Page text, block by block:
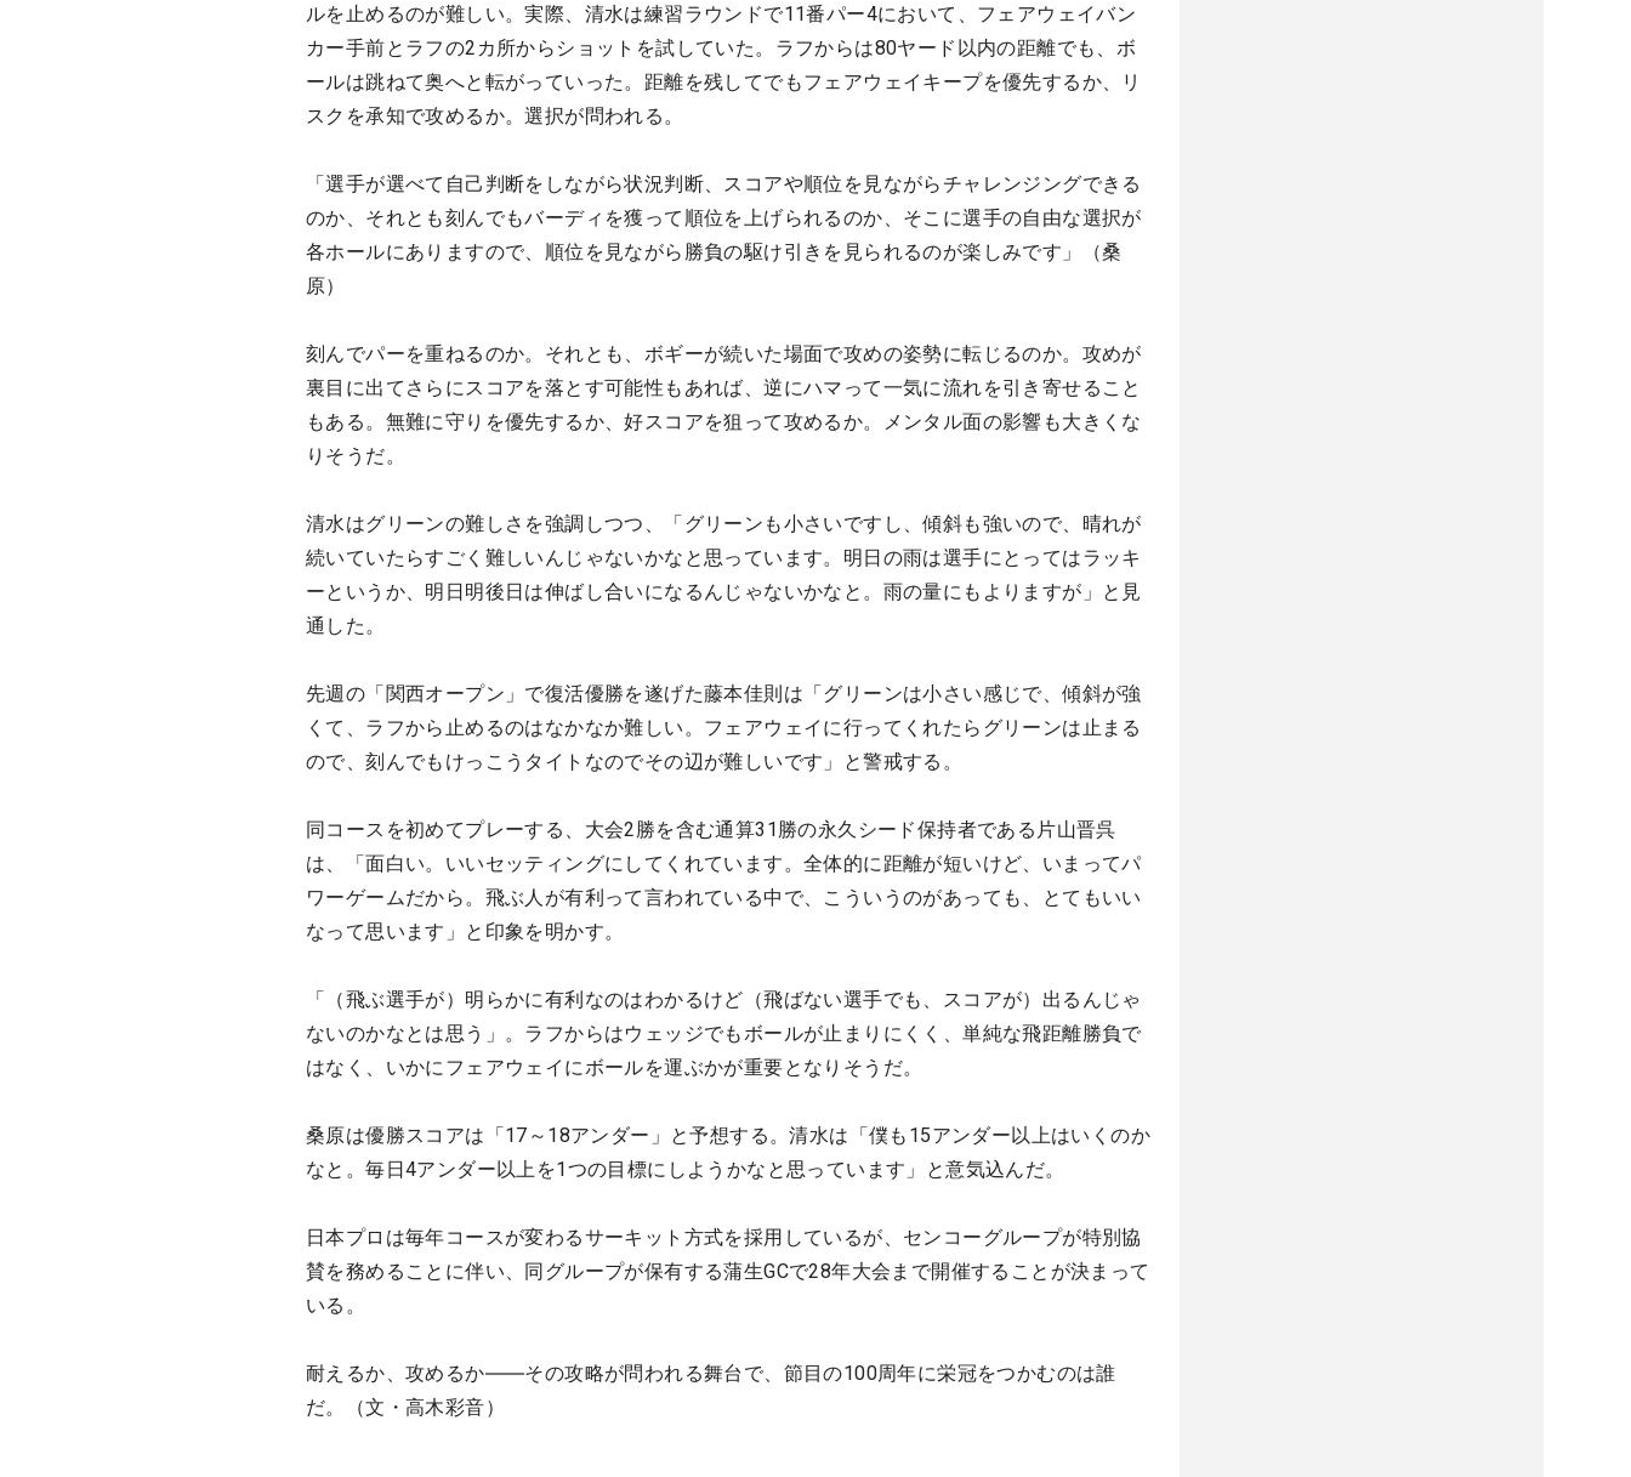
ルを止めるのが難しい。実際、清水は練習ラウンドで11番パー4において、フェアウェイバン
カー手前とラフの2カ所からショットを試していた。ラフからは80ヤード以内の距離でも、ボ
ールは跳ねて奥へと転がっていった。距離を残してでもフェアウェイキープを優先するか、リ
スクを承知で攻めるか。選択が問われる。
「選手が選べて自己判断をしながら状況判断、スコアや順位を見ながらチャレンジングできる
のか、それとも刻んでもバーディを獲って順位を上げられるのか、そこに選手の自由な選択が
各ホールにありますので、順位を見ながら勝負の駆け引きを見られるのが楽しみです」（桑
原）
刻んでパーを重ねるのか。それとも、ボギーが続いた場面で攻めの姿勢に転じるのか。攻めが
裏目に出てさらにスコアを落とす可能性もあれば、逆にハマって一気に流れを引き寄せること
もある。無難に守りを優先するか、好スコアを狙って攻めるか。メンタル面の影響も大きくな
りそうだ。
清水はグリーンの難しさを強調しつつ、「グリーンも小さいですし、傾斜も強いので、晴れが
続いていたらすごく難しいんじゃないかなと思っています。明日の雨は選手にとってはラッキ
ーというか、明日明後日は伸ばし合いになるんじゃないかなと。雨の量にもよりますが」と見
通した。
先週の「関西オープン」で復活優勝を遂げた藤本佳則は「グリーンは小さい感じで、傾斜が強
くて、ラフから止めるのはなかなか難しい。フェアウェイに行ってくれたらグリーンは止まる
ので、刻んでもけっこうタイトなのでその辺が難しいです」と警戒する。
同コースを初めてプレーする、大会2勝を含む通算31勝の永久シード保持者である片山晋呉
は、「面白い。いいセッティングにしてくれています。全体的に距離が短いけど、いまってパ
ワーゲームだから。飛ぶ人が有利って言われている中で、こういうのがあっても、とてもいい
なって思います」と印象を明かす。
「（飛ぶ選手が）明らかに有利なのはわかるけど（飛ばない選手でも、スコアが）出るんじゃ
ないのかなとは思う」。ラフからはウェッジでもボールが止まりにくく、単純な飛距離勝負で
はなく、いかにフェアウェイにボールを運ぶかが重要となりそうだ。
桑原は優勝スコアは「17～18アンダー」と予想する。清水は「僕も15アンダー以上はいくのか
なと。毎日4アンダー以上を1つの目標にしようかなと思っています」と意気込んだ。
日本プロは毎年コースが変わるサーキット方式を採用しているが、センコーグループが特別協
賛を務めることに伴い、同グループが保有する蒲生GCで28年大会まで開催することが決まって
いる。
耐えるか、攻めるか――その攻略が問われる舞台で、節目の100周年に栄冠をつかむのは誰
だ。（文・高木彩音）